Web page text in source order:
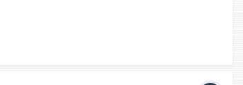
экосистемой, является домом для